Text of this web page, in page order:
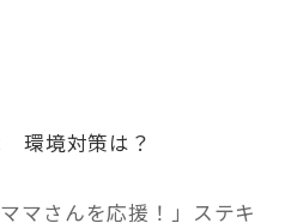
環境対策は？
マさんを応援！」ステキ